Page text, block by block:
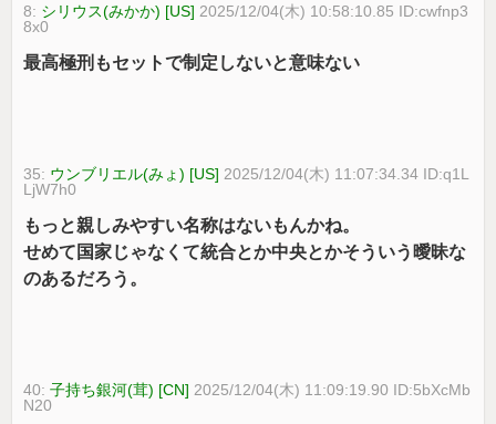
8: シリウス(みかか) [US] 2025/12/04(木) 10:58:10.85 ID:cwfnp3
8x0
最高極刑もセットで制定しないと意味ない
35: ウンブリエル(みょ) [US] 2025/12/04(木) 11:07:34.34 ID:q1L
LjW7h0
もっと親しみやすい名称はないもんかね。
せめて国家じゃなくて統合とか中央とかそういう曖昧な
のあるだろう。
40:子持ち銀河(茸) [CN] 2025/12/04(木) 11:09:19.90 ID:5bXcMb
N20